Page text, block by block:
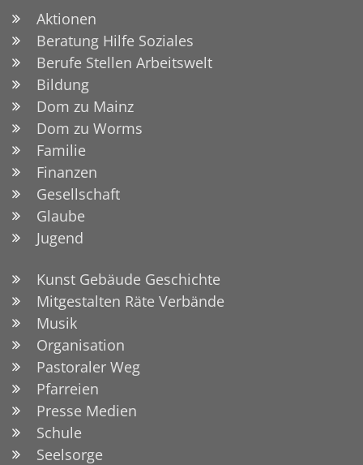
Aktionen
Beratung Hilfe Soziales
Berufe Stellen Arbeitswelt
Bildung
Dom zu Mainz
Dom zu Worms
Familie
Finanzen
Gesellschaft
Glaube
Jugend
Kunst Gebäude Geschichte
Mitgestalten Räte Verbände
Musik
Organisation
Pastoraler Weg
Pfarreien
Presse Medien
Schule
Seelsorge